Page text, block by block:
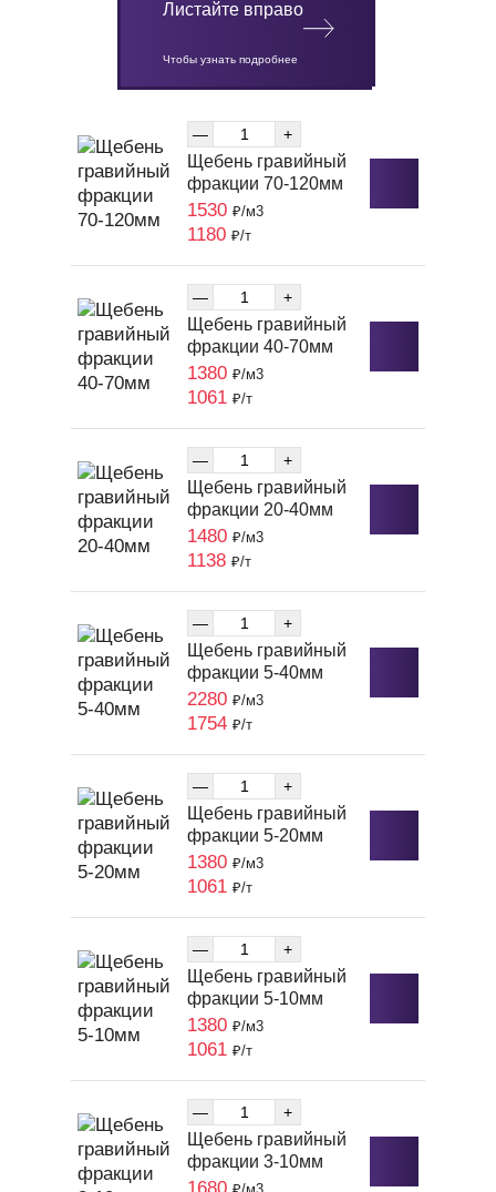
Листайте вправо
Чтобы узнать подробнее
— +
Щебень гравийный
фракции 70-120мм
1530 ₽/м3
1180 ₽/т
— +
Щебень гравийный
фракции 40-70мм
1380 ₽/м3
1061 ₽/т
— +
Щебень гравийный
фракции 20-40мм
1480 ₽/м3
1138 ₽/т
— +
Щебень гравийный
фракции 5-40мм
2280 ₽/м3
1754 ₽/т
— +
Щебень гравийный
фракции 5-20мм
1380 ₽/м3
1061 ₽/т
— +
Щебень гравийный
фракции 5-10мм
1380 ₽/м3
1061 ₽/т
— +
Щебень гравийный
фракции 3-10мм